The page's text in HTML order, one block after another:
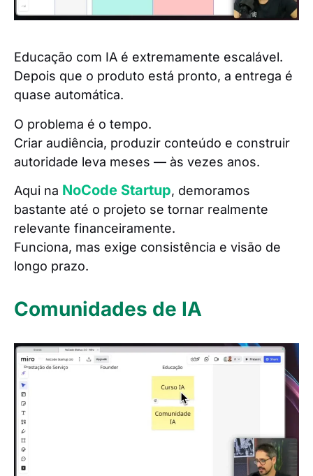
Educação com IA é extremamente escalável.
Depois que o produto está pronto, a entrega é
quase automática.
O problema é o tempo.
Criar audiência, produzir conteúdo e construir
autoridade leva meses — às vezes anos.
Aqui na NoCode Startup, demoramos
bastante até o projeto se tornar realmente
relevante financeiramente.
Funciona, mas exige consistência e visão de
longo prazo.
Comunidades de IA